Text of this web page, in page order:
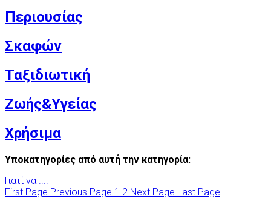
Περιουσίας
Σκαφών
Ταξιδιωτική
Ζωής&Υγείας
Χρήσιμα
Υποκατηγορίες από αυτή την κατηγορία:
Γιατί να ....
First Page Previous Page 1 2 Next Page Last Page